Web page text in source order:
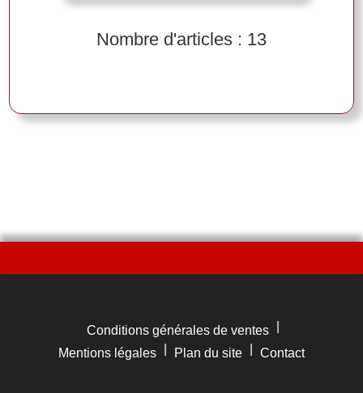
Nombre d'articles : 13
Conditions générales de ventes
Mentions légales
Plan du site Contact